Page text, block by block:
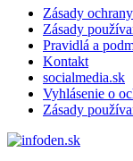
Zásady
Zásady
Pravidlá a
Kontakt
socialmedia.sk
Vyhlásenie o
Zásady